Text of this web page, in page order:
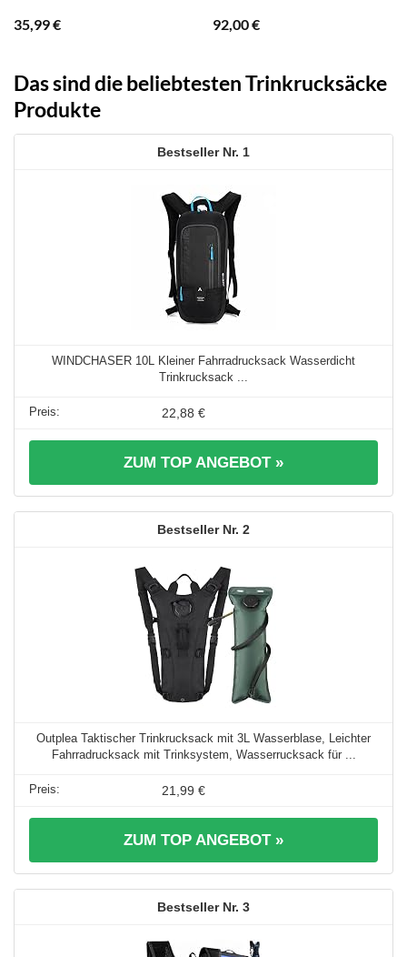
35,99€
92,00€
Das sind die beliebtesten Trinkrucksäcke
Produkte
1
WINDCHASER 10L Kleiner Fahrradrucksack Wasserdicht
Trinkrucksack ...
22,88 €
ZUM TOP ANGEBOT »
2
Outplea Taktischer Trinkrucksack mit 3L Wasserblase, Leichter
Fahrradrucksack mit Trinksystem, Wasserrucksack für ...
21,99 €
ZUM TOP ANGEBOT »
3